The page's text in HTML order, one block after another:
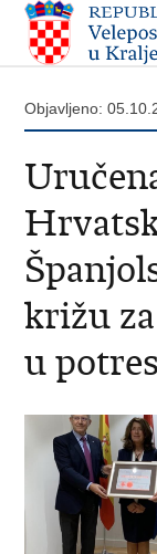
Objavljeno:
križu
u